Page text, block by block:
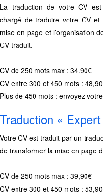
La traduction de votre CV
chargé de traduire votre CV
mise en page et l’organisation
CV traduit.
CV de 250 mots max : 34.90€
CV entre 300 et 450 mots :
Plus de 450 mots : envoyez
Traduction « Expert
Votre CV est traduit par un
de transformer la mise en page
CV de 250 mots max : 39,90€
CV entre 300 et 450 mots :